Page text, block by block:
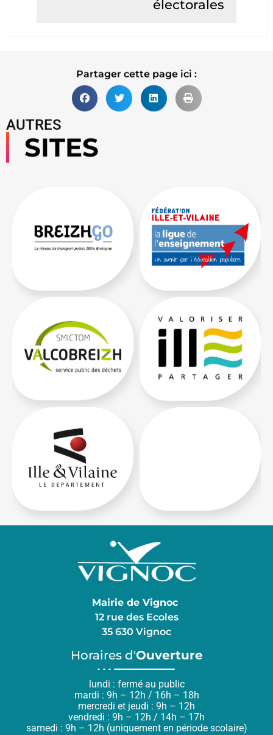
électorales
Partager cette page ici :
AUTRES
SITES
Mairie de Vignoc
12 rue des Ecoles
35 630 Vignoc
Horaires d'Ouverture
lundi : fermé au public
mardi : 9h – 12h / 16h – 18h
mercredi et jeudi : 9h – 12h
vendredi : 9h – 12h / 14h – 17h
samedi : 9h – 12h (uniquement en période scolaire)